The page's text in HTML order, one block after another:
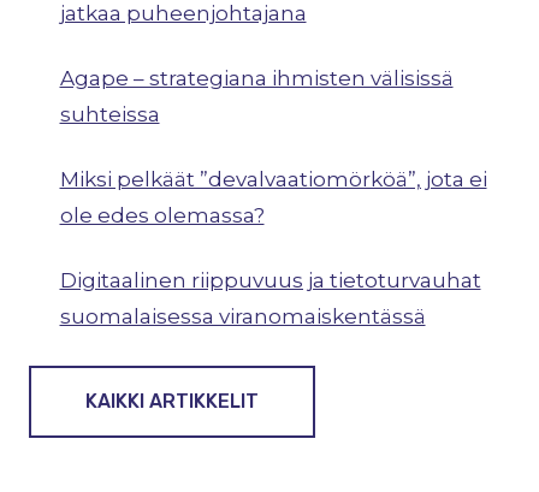
jatkaa puheenjohtajana
Agape – strategiana ihmisten välisissä
suhteissa
Miksi pelkäät ”devalvaatiomörköä”, jota ei
ole edes olemassa?
Digitaalinen riippuvuus ja tietoturvauhat
suomalaisessa viranomaiskentässä
KAIKKI ARTIKKELIT